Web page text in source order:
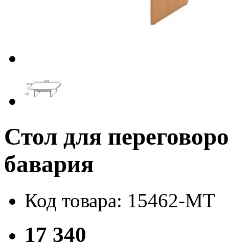
Стол для
бавария
Код товара: 15462-MT
17 340